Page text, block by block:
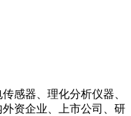
感器、理化分析仪器、
资企业、上市公司、研